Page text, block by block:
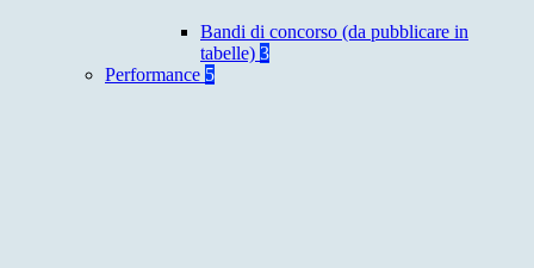
Bandi di concorso (da pubblicare in
tabelle) 3
Performance 5